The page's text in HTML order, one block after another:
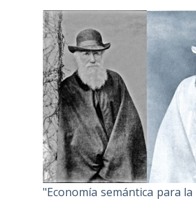
"Economía semántica para